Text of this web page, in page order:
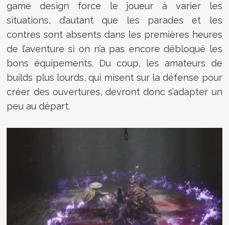
game design force le joueur à varier les
situations, d’autant que les parades et les
contres sont absents dans les premières heures
de l’aventure si on n’a pas encore débloqué les
bons équipements. Du coup, les amateurs de
builds plus lourds, qui misent sur la défense pour
créer des ouvertures, devront donc s’adapter un
peu au départ.